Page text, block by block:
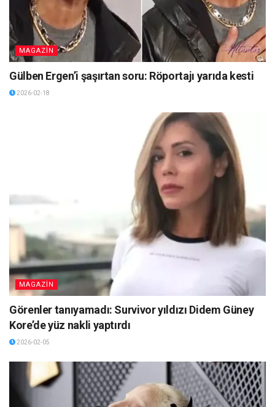
MAGAZİN
Gülben Ergen’i şaşırtan soru: Röportajı yarıda kesti
2026-02-18
MAGAZİN
Görenler tanıyamadı: Survivor yıldızı Didem Güney
Kore’de yüz nakli yaptırdı
2026-02-05